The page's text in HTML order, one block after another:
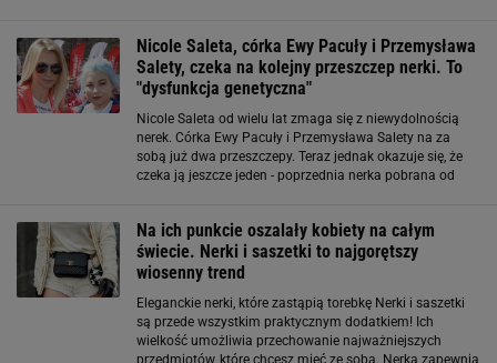
Nicole Saleta, córka Ewy Pacuły i Przemysława
Salety, czeka na kolejny przeszczep nerki. To
"dysfunkcja genetyczna"
Nicole Saleta od wielu lat zmaga się z niewydolnością
nerek. Córka Ewy Pacuły i Przemysława Salety na za
sobą już dwa przeszczepy. Teraz jednak okazuje się, że
czeka ją jeszcze jeden - poprzednia nerka pobrana od
Na ich punkcie oszalały kobiety na całym
świecie. Nerki i saszetki to najgorętszy
wiosenny trend
Eleganckie nerki, które zastąpią torebkę Nerki i saszetki
są przede wszystkim praktycznym dodatkiem! Ich
wielkość umożliwia przechowanie najważniejszych
przedmiotów, które chcesz mieć ze sobą. Nerka zapewnia